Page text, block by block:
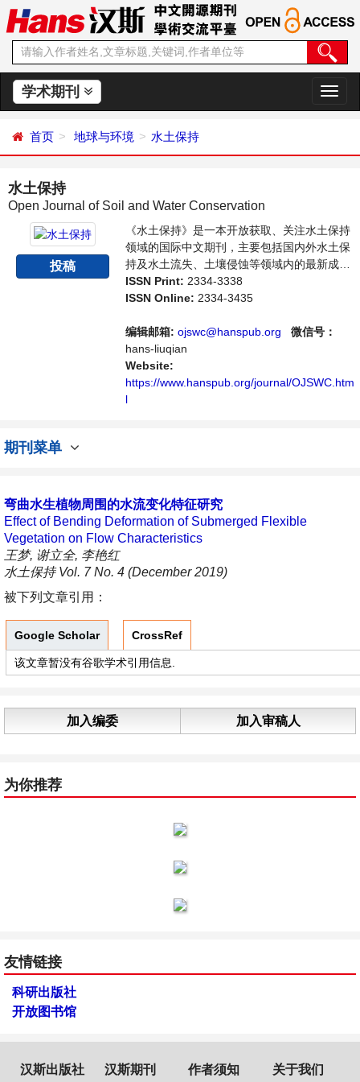
学术期刊
切
换
首页 地球与环境 水土保持
水土保持
Open Journal of Soil and Water Conservation
投稿
《水土保持》是一本开放获取、关注水土保持
领域的国际中文期刊，主要包括国内外水土保
持及水土流失、土壤侵蚀等领域内的最新成果
介绍，学者讨论，某一领域的研究进展和专业
评论等多方面的内容，旨在给世界范围内的科
讨论水土保持领域内不同方向问题与发展的交
流平台。
ISSN Print: 2334-3338
ISSN Online: 2334-3435
编辑邮箱: ojswc@hanspub.org
微信号：
hans-liuqian
Website:
https://www.hanspub.org/journal/OJSWC.htm
l
期刊菜单
弯曲水生植物周围的水流变化特征研究
Effect of Bending Deformation of Submerged Flexible
Vegetation on Flow Characteristics
王梦, 谢立全, 李艳红
水土保持 Vol. 7 No. 4 (December 2019)
被下列文章引用：
Google Scholar CrossRef
该文章暂没有谷歌学术引用信息.
加入编委 加入审稿人
为你推荐
友情链接
科研出版社
开放图书馆
汉斯出版社 汉斯期刊 作者须知 关于我们